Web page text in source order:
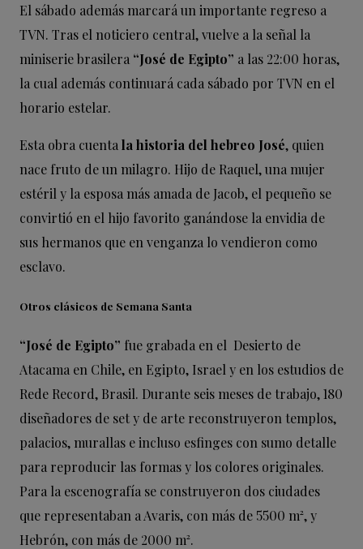
El sábado además marcará un importante regreso a
TVN. Tras el noticiero central, vuelve a la señal la
miniserie brasilera “José de Egipto” a las 22:00 horas,
la cual además continuará cada sábado por TVN en el
horario estelar.
Esta obra cuenta la historia del hebreo José, quien
nace fruto de un milagro. Hijo de Raquel, una mujer
estéril y la esposa más amada de Jacob, el pequeño se
convirtió en el hijo favorito ganándose la envidia de
sus hermanos que en venganza lo vendieron como
esclavo.
Otros clásicos de Semana Santa
“José de Egipto” fue grabada en el Desierto de
Atacama en Chile, en Egipto, Israel y en los estudios de
Rede Record, Brasil. Durante seis meses de trabajo, 180
diseñadores de set y de arte reconstruyeron templos,
palacios, murallas e incluso esfinges con sumo detalle
para reproducir las formas y los colores originales.
Para la escenografía se construyeron dos ciudades
que representaban a Avaris, con más de 5500 m², y
Hebrón, con más de 2000 m².